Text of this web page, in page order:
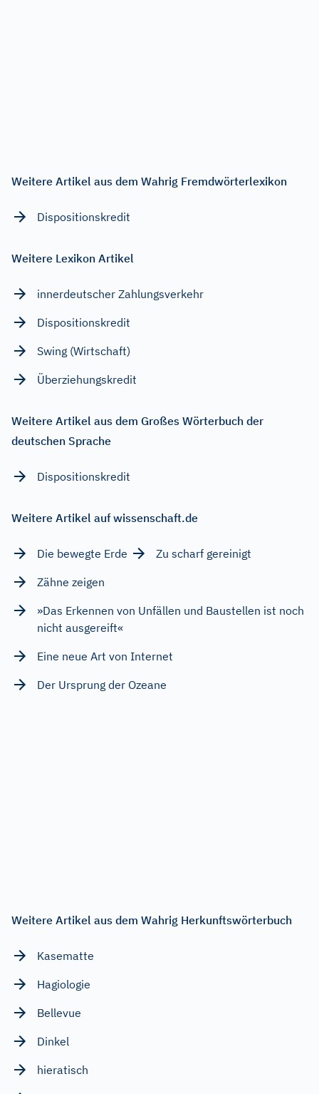
Weitere Artikel aus dem Wahrig Fremdwörterlexikon
Dispositionskredit
Weitere Lexikon Artikel
innerdeutscher Zahlungsverkehr
Dispositionskredit
Swing (Wirtschaft)
Überziehungskredit
Weitere Artikel aus dem Großes Wörterbuch der
deutschen Sprache
Dispositionskredit
Weitere Artikel auf wissenschaft.de
Die bewegte Erde
Zu scharf gereinigt
Zähne zeigen
»Das Erkennen von Unfällen und Baustellen ist noch
nicht ausgereift«
Eine neue Art von Internet
Der Ursprung der Ozeane
Weitere Artikel aus dem Wahrig Herkunftswörterbuch
Kasematte
Hagiologie
Bellevue
Dinkel
hieratisch